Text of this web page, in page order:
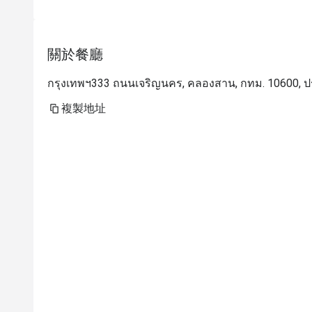
關於餐廳
กรุงเทพฯ333 ถนนเจริญนคร, คลองสาน, กทม. 10600, ป
複製地址